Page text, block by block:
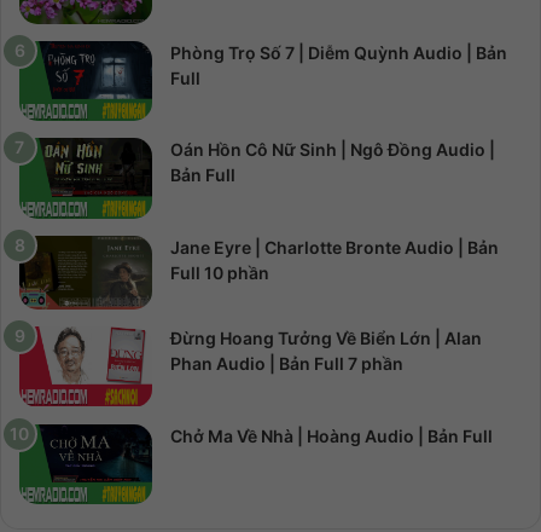
Phòng Trọ Số 7 | Diễm Quỳnh Audio | Bản
Full
Oán Hồn Cô Nữ Sinh | Ngô Đồng Audio |
Bản Full
Jane Eyre | Charlotte Bronte Audio | Bản
Full 10 phần
Đừng Hoang Tưởng Về Biển Lớn | Alan
Phan Audio | Bản Full 7 phần
Chở Ma Về Nhà | Hoàng Audio | Bản Full